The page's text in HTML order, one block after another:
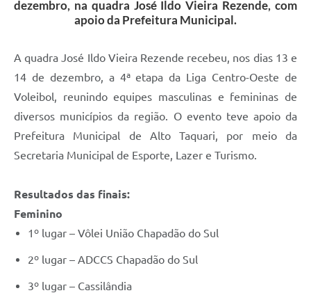
dezembro, na quadra José Ildo Vieira Rezende, com
apoio da Prefeitura Municipal.
A quadra José Ildo Vieira Rezende recebeu, nos dias 13 e
14 de dezembro, a 4ª etapa da Liga Centro-Oeste de
Voleibol, reunindo equipes masculinas e femininas de
diversos municípios da região. O evento teve apoio da
Prefeitura Municipal de Alto Taquari, por meio da
Secretaria Municipal de Esporte, Lazer e Turismo.
Resultados das finais:
Feminino
1º lugar – Vôlei União Chapadão do Sul
2º lugar – ADCCS Chapadão do Sul
3º lugar – Cassilândia